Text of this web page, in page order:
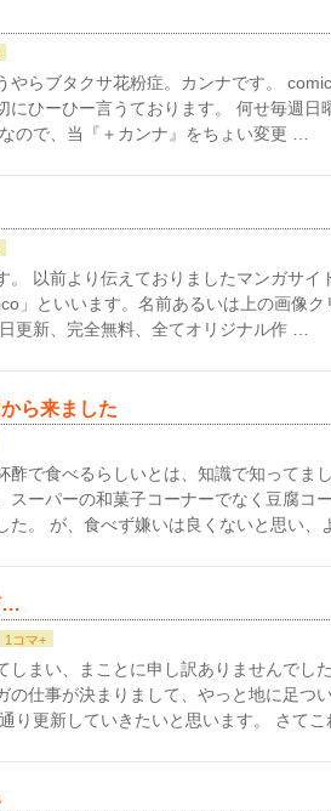
やらブタクサ花粉症。カンナです。
にひーひー言うております。 何せ毎週日
ので、当『＋カンナ』をちょい変更 …
。 以前より伝えておりましたマンガサイ
」といいます。名前あるいは上の画像ク
更新、完全無料、全てオリジナル作 …
ら来ました
酢で食べるらしいとは、知識で知ってま
スーパーの和菓子コーナーでなく豆腐コ
た。 が、食べず嫌いは良くないと思い、
…
1コマ+
しまい、まことに申し訳ありませんでし
の仕事が決まりまして、やっと地に足つ
り更新していきたいと思います。 さてこ